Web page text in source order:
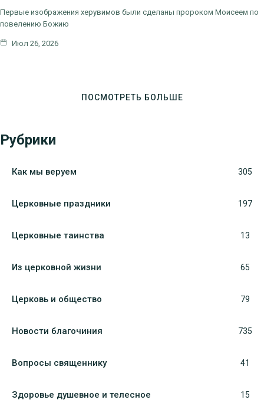
Первые изображения херувимов были сделаны пророком Моисеем по
повелению Божию
Июл 26, 2026
ПОСМОТРЕТЬ БОЛЬШЕ
Рубрики
Как мы веруем 305
Церковные праздники 197
Церковные таинства 13
Из церковной жизни 65
Церковь и общество 79
Новости благочиния 735
Вопросы священнику 41
Здоровье душевное и телесное 15